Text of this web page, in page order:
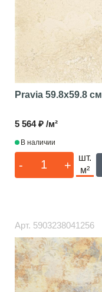
Pravia 59.8x59.8 см
5 564 ₽ /м²
В наличии
- +
шт.
м²
Арт. 5903238041256